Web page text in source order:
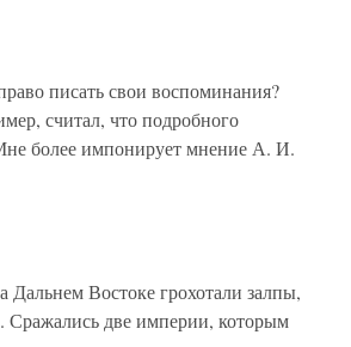
писать свои воспоминания?
считал, что подробного
более импонирует мнение А. И.
Дальнем Востоке грохотали залпы,
Сражались две империи, которым